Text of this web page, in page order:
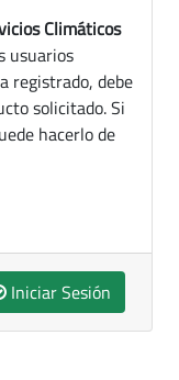
Climáticos
usuarios
registrado, debe
solicitado. Si
hacerlo de
Iniciar Sesión